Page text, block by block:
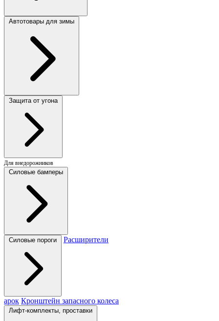
Автотовары для зимы
Защита от угона
Для внедорожников
Силовые бамперы
Силовые пороги Расширители
арок Кронштейн запасного колеса
Лифт-комплекты, проставки